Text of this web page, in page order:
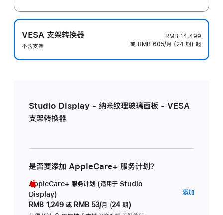
VESA 支架转换器
不含支架
RMB 14,499
或 RMB 605/月 (24 期) 起
Studio Display - 纳米纹理玻璃面板 - VESA
支架转换器
是否要添加 AppleCare+ 服务计划？
AppleCare+ 服务计划 (适用于 Studio
Display)
RMB 1,249 或 RMB 53/月 (24 期)
添加